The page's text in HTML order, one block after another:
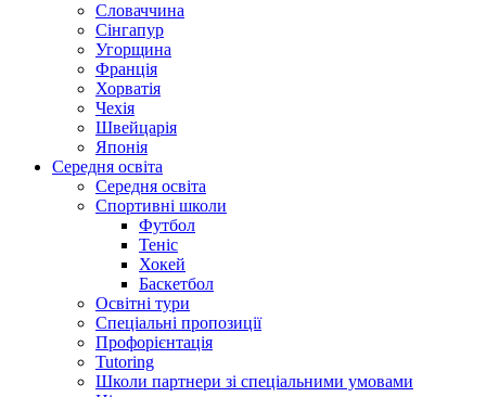
Словаччина
Сінгапур
Угорщина
Франція
Хорватія
Чехія
Швейцарія
Японія
Середня освіта
Середня освіта
Спортивні школи
Футбол
Теніс
Хокей
Баскетбол
Освітні тури
Спеціальні пропозиції
Профорієнтація
Tutoring
Школи партнери зі спеціальними умовами